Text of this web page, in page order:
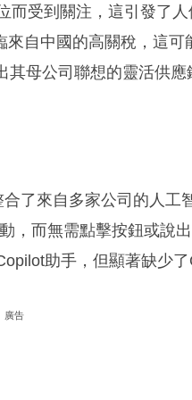
受到關注，這引發了
自中國的高關稅，這可
母公司聯想的靈活供
了來自多家公司的人工
，而無需點擊按鈕或說
助手，但顯著缺少了
廣告